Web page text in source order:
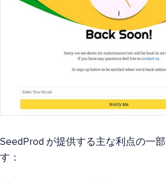
SeedProd が提供する主な利点の一
す：